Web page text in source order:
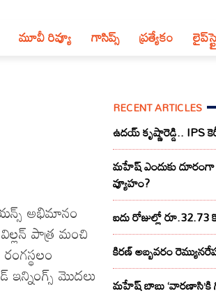
మూవీ రివ్యూ గాసిప్స్ ప్రత్యేకం
అభిమానం
పాత్ర మంచి
ఇన్నింగ్స్ మొదలు
RECENT ARTICLES
ఉదయ్ కృష్ణారెడ్డి.. IPS
మహేష్ ఎందుకు
వ్యూహం?
ఐదు రోజుల్లో రూ.32.73
కిరణ్ అబ్బవరం
మహేష్ బాబు ‘వారణాసి’కి